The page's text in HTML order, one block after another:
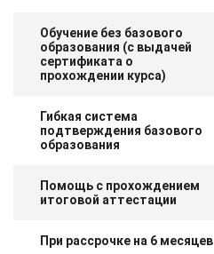
Обучение без базового
образования (с выдачей
сертификата о
прохождении курса)
Гибкая система
подтверждения базового
образования
Помощь с прохождением
итоговой аттестации
При рассрочке на 6 месяцев